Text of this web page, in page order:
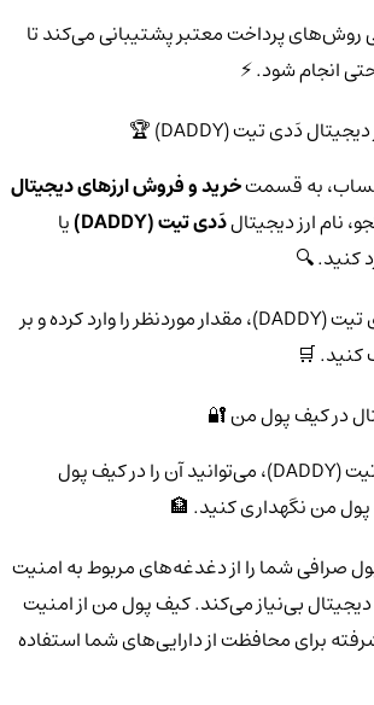
پرداخت معتبر پشتیبانی می‌کند تا
انجام شود. ⚡
به قسمتخرید و فروش ارزهای دیجیتال
نام ارز دیجیتالدَدی تیت (DADDY)
یا
کنید. 🔍
پس از انتخاب ارز دَدی تیت (DADDY)، مقدار موردنظر را وارد کرده و بر
🛒
پس از خرید ارز دَدی تیت (DADDY)، می‌توانید آن را در کیف پول
من نگهداری کنید. 🏦
صرافی شما را از دغدغه‌های مربوط به امنیت
بی‌نیاز می‌کند. کیف پول من از امنیت
برای محافظت از دارایی‌های شما استفاده